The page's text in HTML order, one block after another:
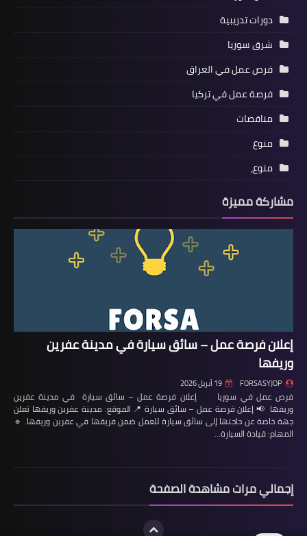
دورات تدريبية
شرق سوريا
فرص عمل في العراق
فرصة عمل في تركيا
مناقصات
منوع
منوع،
مشاركة مميزة
إعلان فرصة عمل – سائق سيارة في مدينة عفرين
وريفها
FORSASYJOP 19 أبريل 2026
فرص عمل في سوريا إعلان فرصة عمل – سائق سيارة في مدينة عفرين
وريفها 📢 إعلان فرصة عمل – سائق سيارة 📍 الموقع: مدينة عفرين وريفها تعلن
جهة خاصة عن حاجتها إلى سائق سيارة للعمل ضمن فريقها في عفرين وريفها. 🔹
المهام: قيادة السيارة…
إجمالي مرات مشاهدة الصفحة